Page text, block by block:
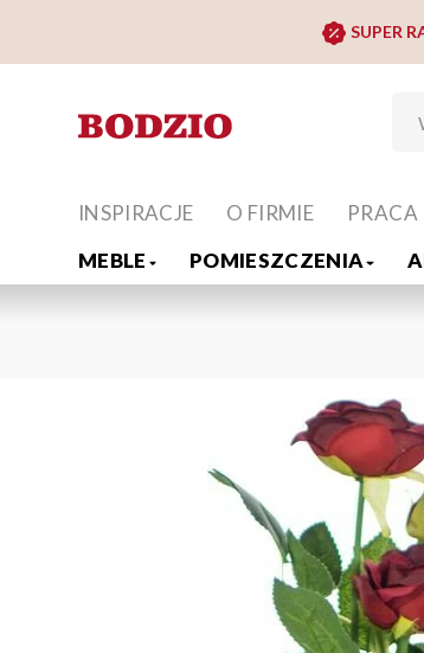
SUPER
MEBLE POMIESZCZENIA
INSPIRACJE O FIRMIE PRACA